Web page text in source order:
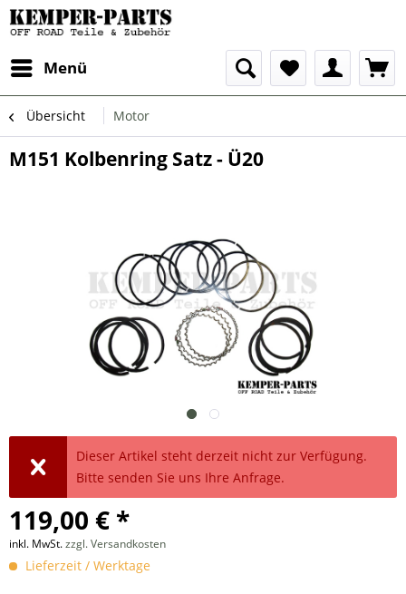
Menü
Übersicht Motor
M151 Kolbenring Satz - Ü20
Dieser Artikel steht derzeit nicht zur Verfügung.
Bitte senden Sie uns Ihre Anfrage.
119,00 € *
inkl. MwSt.zzgl. Versandkosten
Lieferzeit / Werktage